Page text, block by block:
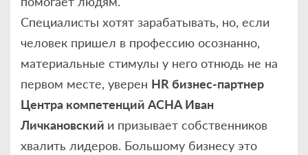
Специалисты хотят зарабатывать, но, если
человек пришел в профессию осознанно,
материальные стимулы у него отнюдь не на
первом месте, уверен HR бизнес-партнер
Центра компетенций АСНА Иван
Личкановский и призывает собственников
хвалить лидеров. Большому бизнесу это